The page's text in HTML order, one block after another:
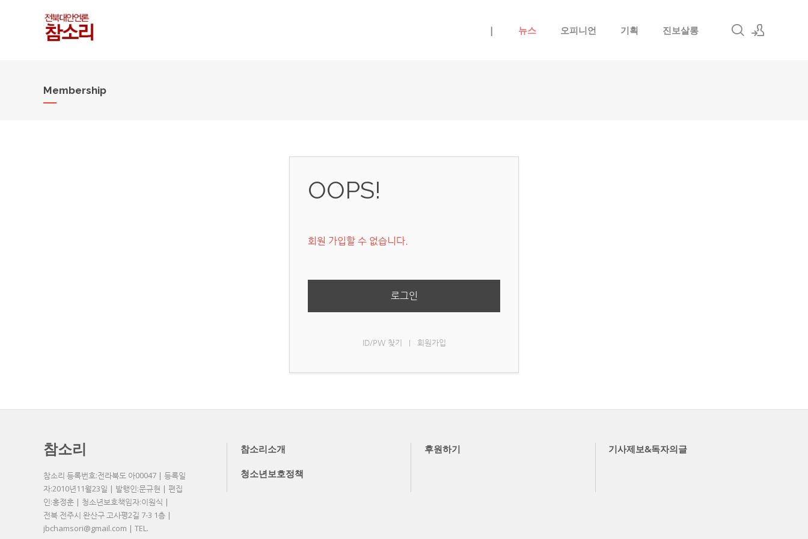
| 뉴스 오피니언 기획 진보살롱
Membership
OOPS!
회원 가입할 수 없습니다.
로그인
ID/PW 찾기 회원가입
참소리
참소리 등록번호:전라북도 아00047 | 등록일
자:2010년11월23일 | 발행인:문규현 | 편집
인:홍정훈 | 청소년보호책임자:이원식 |
전북 전주시 완산구 고사평2길 7-3 1층 |
jbchamsori@gmail.com | TEL.
참소리소개 후원하기 기사제보&독자의글
청소년보호정책